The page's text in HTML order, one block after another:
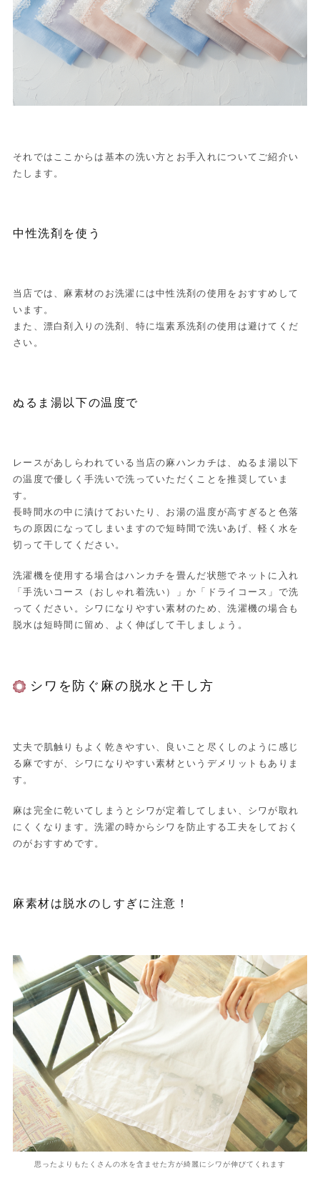
それではここからは基本の洗い方とお手入れについてご紹介い
たします。
中性洗剤を使う
当店では、麻素材のお洗濯には中性洗剤の使用をおすすめして
います。
また、漂白剤入りの洗剤、特に塩素系洗剤の使用は避けてくだ
さい。
ぬるま湯以下の温度で
レースがあしらわれている当店の麻ハンカチは、ぬるま湯以下
の温度で優しく手洗いで洗っていただくことを推奨していま
す。
長時間水の中に漬けておいたり、お湯の温度が高すぎると色落
ちの原因になってしまいますので短時間で洗いあげ、軽く水を
切って干してください。
洗濯機を使用する場合はハンカチを畳んだ状態でネットに入れ
「手洗いコース（おしゃれ着洗い）」か「ドライコース」で洗
ってください。シワになりやすい素材のため、洗濯機の場合も
脱水は短時間に留め、よく伸ばして干しましょう。
シワを防ぐ麻の脱水と干し方
丈夫で肌触りもよく乾きやすい、良いこと尽くしのように感じ
る麻ですが、シワになりやすい素材というデメリットもありま
す。
麻は完全に乾いてしまうとシワが定着してしまい、シワが取れ
にくくなります。洗濯の時からシワを防止する工夫をしておく
のがおすすめです。
麻素材は脱水のしすぎに注意！
思ったよりもたくさんの水を含ませた方が綺麗にシワが伸びてくれます